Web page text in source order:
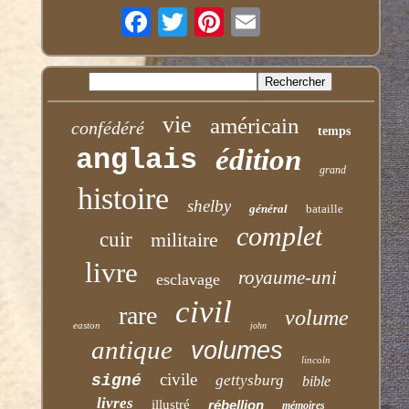
confédéré vie américain temps
anglais édition grand
histoire shelby général bataille
cuir militaire complet
livre esclavage royaume-uni
easton rare civil john volume
antique volumes lincoln
signé civile gettysburg bible
livres illustré rébellion mémoires